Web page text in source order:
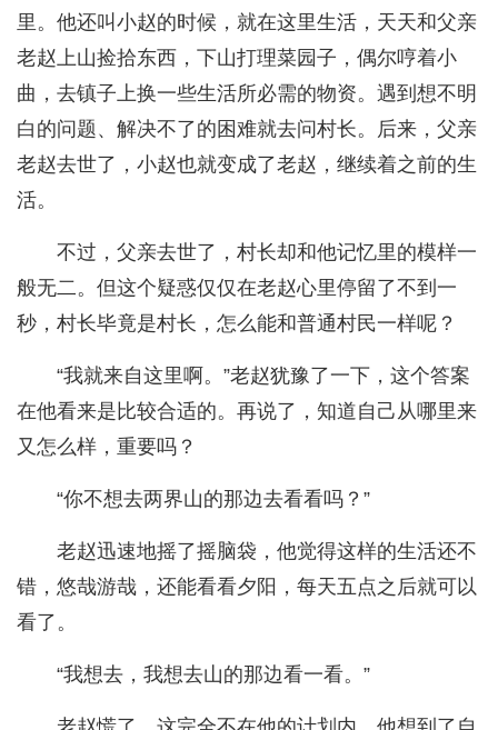
里。他还叫小赵的时候，就在这里生活，天天和父亲
老赵上山捡拾东西，下山打理菜园子，偶尔哼着小
曲，去镇子上换一些生活所必需的物资。遇到想不明
白的问题、解决不了的困难就去问村长。后来，父亲
老赵去世了，小赵也就变成了老赵，继续着之前的生
活。
不过，父亲去世了，村长却和他记忆里的模样一
般无二。但这个疑惑仅仅在老赵心里停留了不到一
秒，村长毕竟是村长，怎么能和普通村民一样呢？
“我就来自这里啊。”老赵犹豫了一下，这个答案
在他看来是比较合适的。再说了，知道自己从哪里来
又怎么样，重要吗？
“你不想去两界山的那边去看看吗？”
老赵迅速地摇了摇脑袋，他觉得这样的生活还不
错，悠哉游哉，还能看看夕阳，每天五点之后就可以
看了。
“我想去，我想去山的那边看一看。”